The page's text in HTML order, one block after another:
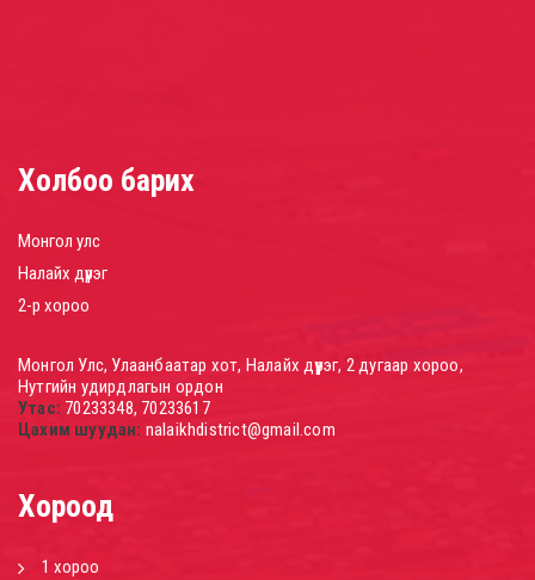
Холбоо барих
Монгол улс
Налайх дүүрэг
2-р хороо
Монгол Улс, Улаанбаатар хот, Налайх дүүрэг, 2 дугаар хороо,
Нутгийн удирдлагын ордон
Утас: 70233348, 70233617
Цахим шуудан: nalaikhdistrict@gmail.com
Хороод
1 хороо